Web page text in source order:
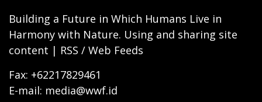
Building a Future in Which Humans Live in
Harmony with Nature. Using and sharing site
content | RSS / Web Feeds
Fax: +62217829461
E-mail: media@wwf.id